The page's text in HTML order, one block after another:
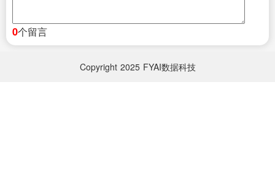
0个留言
Copyright 2025 FYAI数据科技